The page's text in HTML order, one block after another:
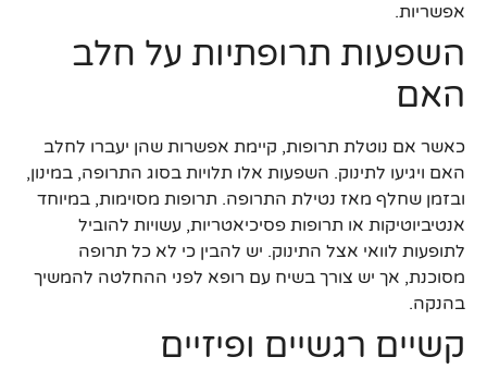
אפשריות.
השפעות תרופתיות על חלב
האם
כאשר אם נוטלת תרופות, קיימת אפשרות שהן יעברו לחלב
האם ויגיעו לתינוק. השפעות אלו תלויות בסוג התרופה, במינון,
ובזמן שחלף מאז נטילת התרופה. תרופות מסוימות, במיוחד
אנטיביוטיקות או תרופות פסיכיאטריות, עשויות להוביל
לתופעות לוואי אצל התינוק. יש להבין כי לא כל תרופה
מסוכנת, אך יש צורך בשיח עם רופא לפני ההחלטה להמשיך
בהנקה.
קשיים רגשיים ופיזיים